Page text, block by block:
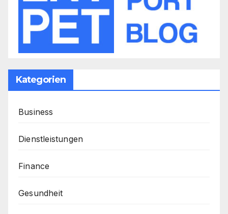
Kategorien
Business
Dienstleistungen
Finance
Gesundheit